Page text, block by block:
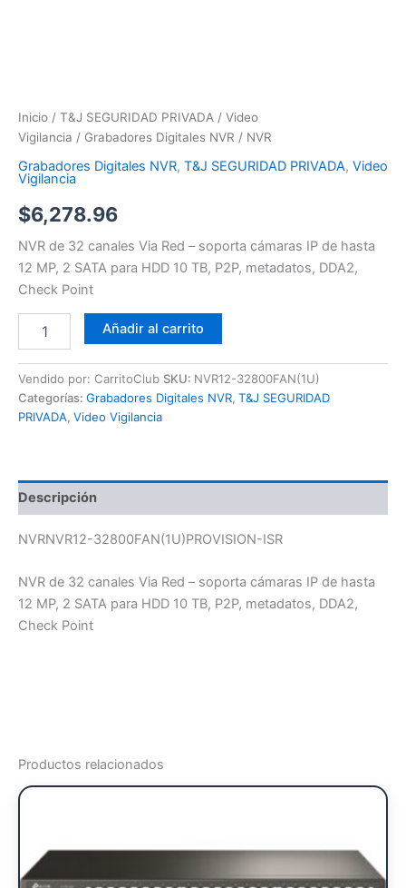
Inicio / T&J SEGURIDAD PRIVADA / Video
Vigilancia / Grabadores Digitales NVR / NVR
Grabadores Digitales NVR, T&J SEGURIDAD PRIVADA, Video
Vigilancia
$6,278.96
NVR de 32 canales Via Red – soporta cámaras IP de hasta
12 MP, 2 SATA para HDD 10 TB, P2P, metadatos, DDA2,
Check Point
Añadir al carrito
Vendido por: CarritoClub SKU: NVR12-32800FAN(1U)
Categorías: Grabadores Digitales NVR, T&J SEGURIDAD
PRIVADA, Video Vigilancia
Descripción
NVRNVR12-32800FAN(1U)PROVISION-ISR
NVR de 32 canales Via Red – soporta cámaras IP de hasta
12 MP, 2 SATA para HDD 10 TB, P2P, metadatos, DDA2,
Check Point
Productos relacionados